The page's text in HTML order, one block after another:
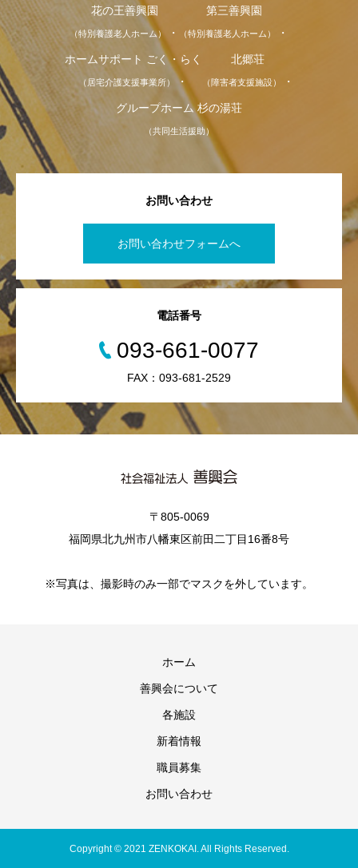
花の王善興園
（特別養護老人ホーム）
第三善興園
（特別養護老人ホーム）
ホームサポート ごく・らく
（居宅介護支援事業所）
北郷荘
（障害者支援施設）
グループホーム 杉の湯荘
（共同生活援助）
お問い合わせ
お問い合わせフォームへ
電話番号
093-661-0077
FAX：093-681-2529
〒805-0069
福岡県北九州市八幡東区前田二丁目16番8号
※写真は、撮影時のみ一部でマスクを外しています。
ホーム
善興会について
各施設
新着情報
職員募集
お問い合わせ
Copyright © 2021 ZENKOKAI. All Rights Reserved.